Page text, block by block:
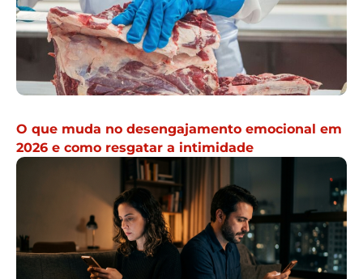
O que muda no desengajamento emocional em
2026 e como resgatar a intimidade